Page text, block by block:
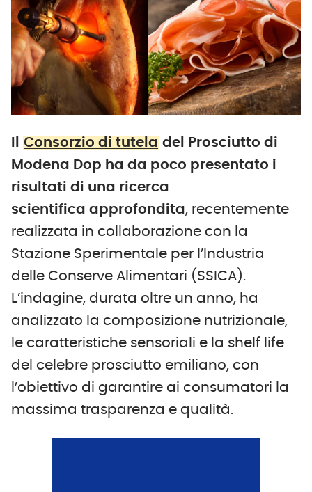
Consorzio di tutela del Prosciutto di
Modena Dop ha da poco presentato i
risultati di una ricerca
scientifica approfondita, recentemente
realizzata in collaborazione con la
Stazione Sperimentale per l’Industria
delle Conserve Alimentari (SSICA).
L’indagine, durata oltre un anno, ha
analizzato la composizione nutrizionale,
le caratteristiche sensoriali e la shelf life
del celebre prosciutto emiliano, con
l’obiettivo di garantire ai consumatori la
massima trasparenza e qualità.